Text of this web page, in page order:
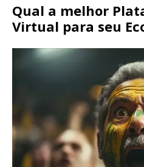
Qual a melhor
Virtual para seu